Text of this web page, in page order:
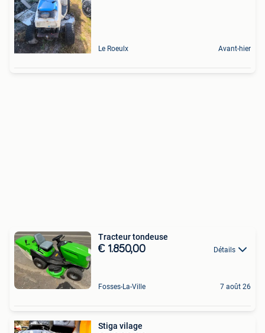
Le Roeulx Avant-hier
Tracteur tondeuse
€ 1.850,00 Détails
Fosses-La-Ville 7 août 26
Stiga vilage